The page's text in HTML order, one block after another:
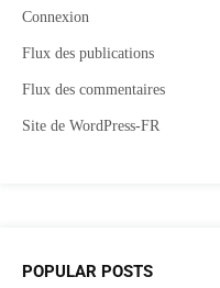
Connexion
Flux des publications
Flux des commentaires
Site de WordPress-FR
POPULAR POSTS